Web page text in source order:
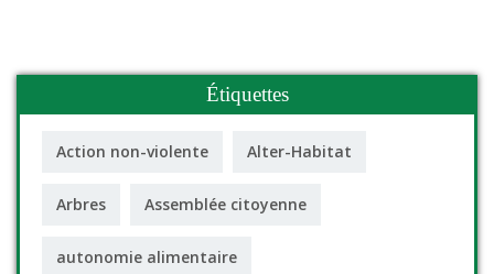
Étiquettes
Action non-violente Alter-Habitat
Arbres Assemblée citoyenne
autonomie alimentaire